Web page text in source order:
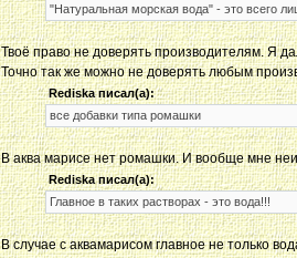
"Натуральная морская вода" - это всего
Твоё право не доверять производителям. Я
Точно так же можно не доверять любым
Rediska писал(а):
все добавки типа ромашки
В аква марисе нет ромашки. И вообще мне
Rediska писал(а):
Главное в таких растворах - это вода!!!
В случае с аквамарисом главное не только